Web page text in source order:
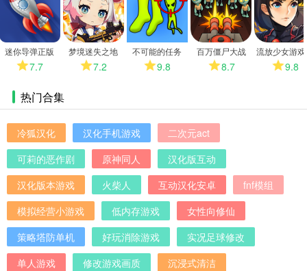
多
迷你导弹正版
7.7
梦境迷失之地
7.2
不可能的任务
9.8
百万僵尸大战
8.7
流放少女游
卓版9.8
热门合集
冷狐汉化 汉化手机游戏
二次元act
可莉的恶作剧
原神同人
汉化版互动
汉化版本游戏
火柴人 互动汉化安卓
fnf模组
模拟经营小游戏
低内存游戏
女性向修仙
策略塔防单机
好玩消除游戏
实况足球修改
单人游戏
修改游戏画质
沉浸式清洁